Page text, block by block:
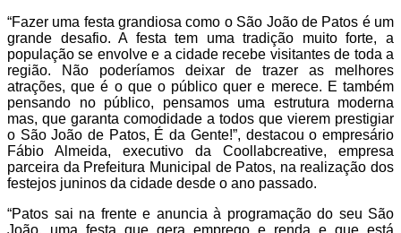
“Fazer uma festa grandiosa como o São João de Patos é um
grande desafio. A festa tem uma tradição muito forte, a
população se envolve e a cidade recebe visitantes de toda a
região. Não poderíamos deixar de trazer as melhores
atrações, que é o que o público quer e merece. E também
pensando no público, pensamos uma estrutura moderna
mas, que garanta comodidade a todos que vierem prestigiar
o São João de Patos, É da Gente!”, destacou o empresário
Fábio Almeida, executivo da Coollabcreative, empresa
parceira da Prefeitura Municipal de Patos, na realização dos
festejos juninos da cidade desde o ano passado.
“Patos sai na frente e anuncia à programação do seu São
João, uma festa que gera emprego e renda e que está